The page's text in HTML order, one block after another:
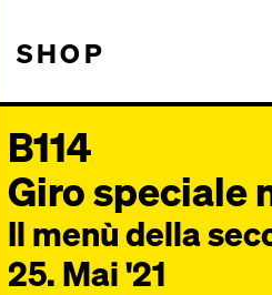
SHOP
B114
Giro speciale
Il menù della
25. Mai '21